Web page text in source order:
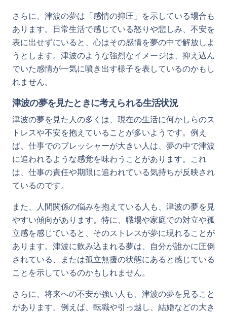
さらに、津波の夢は「感情の抑圧」を示している場合も
あります。日常生活で感じている怒りや悲しみ、不安を
表に出せずにいると、心はその感情を夢の中で解放しよ
うとします。津波のような強烈なイメージは、抑え込ん
でいた感情が一気に噴き出す様子を表しているのかもし
れません。
津波の夢を見たときに考えられる生活状況
津波の夢を見た人の多くは、現在の生活に何かしらのス
トレスや不安を抱えていることが多いようです。例え
ば、仕事でのプレッシャーが大きい人は、夢の中で津波
に追われるような感覚を味わうことがあります。これ
は、仕事の責任や期限に追われている気持ちが反映され
ているのです。
また、人間関係の悩みを抱えている人も、津波の夢を見
やすい傾向があります。特に、職場や家庭での対立や孤
立感を感じていると、そのストレスが夢に現れることが
あります。津波に飲み込まれる夢は、自分が誰かに圧倒
されている、または孤立無援の状態にあると感じている
ことを示しているのかもしれません。
さらに、将来への不安が強い人も、津波の夢を見ること
があります。例えば、転職や引っ越し、結婚などの大き